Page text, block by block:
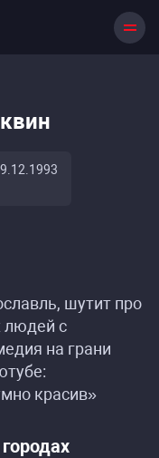
шутит про
людей с
на грани
красив»